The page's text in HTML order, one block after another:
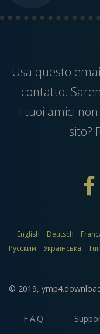
Usa questo
contatto.
I tuoi amici
sito?
English Deutsch
Русский
Українська
© 2019,
F.A.Q.